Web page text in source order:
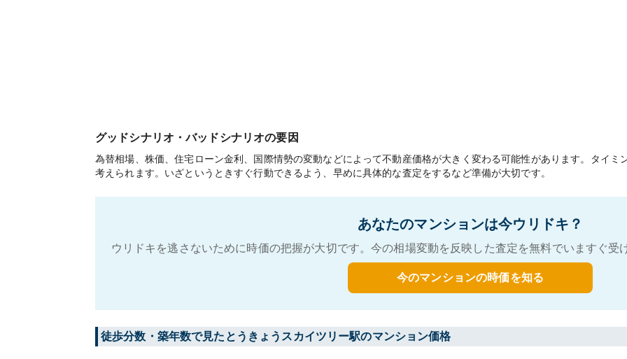
グッドシナリオ・バッドシナリオの要因
為替相場、株価、住宅ローン金利、国際情勢の変動などによって不動産価格が大きく変わる可能性があります。タイミ
考えられます。いざというときすぐ行動できるよう、早めに具体的な査定をするなど準備が大切です。
あなたのマンションは今ウリドキ？
ウリドキを逃さないために時価の把握が大切です。今の相場変動を反映した査定を無料でいますぐ
今のマンションの時価を知る
徒歩分数・築年数で見たとうきょうスカイツリー駅のマンション価格